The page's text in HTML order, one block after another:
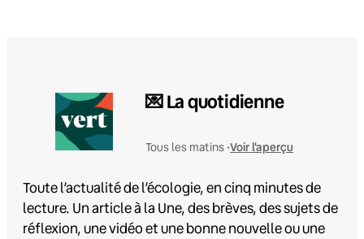
💌 La quotidienne
Tous les matins •Voir l'aperçu
Toute l’actualité de l’écologie, en cinq minutes de
lecture. Un article à la Une, des brèves, des sujets de
réflexion, une vidéo et une bonne nouvelle ou une